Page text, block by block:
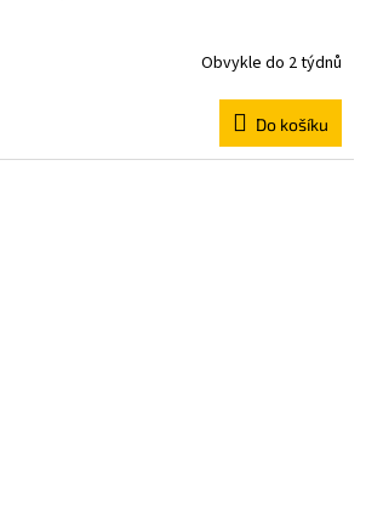
Obvykle do 2 týdnů
Do košíku